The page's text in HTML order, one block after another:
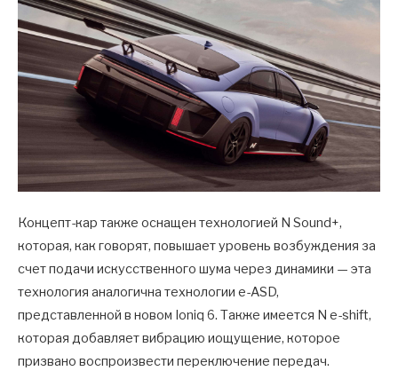
Концепт-кар также оснащен технологией N Sound+,
которая, как говорят, повышает уровень возбуждения за
счет подачи искусственного шума через динамики — эта
технология аналогична технологии e-ASD,
представленной в новом Ioniq 6. Также имеется N e-shift,
которая добавляет вибрацию иощущение, которое
призвано воспроизвести переключение передач.